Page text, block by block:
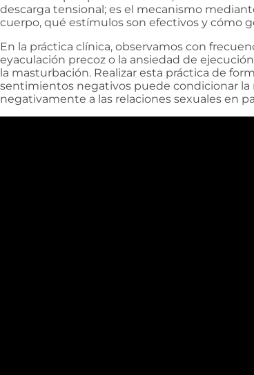
descarga tensional; es el mecanismo
cuerpo, qué estímulos son efectivos y cómo
En la práctica clínica, observamos con
eyaculación precoz o la ansiedad de
la masturbación. Realizar esta práctica de
sentimientos negativos puede condicionar
negativamente a las relaciones sexuales en